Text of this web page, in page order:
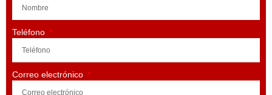
Teléfono
Correo electrónico